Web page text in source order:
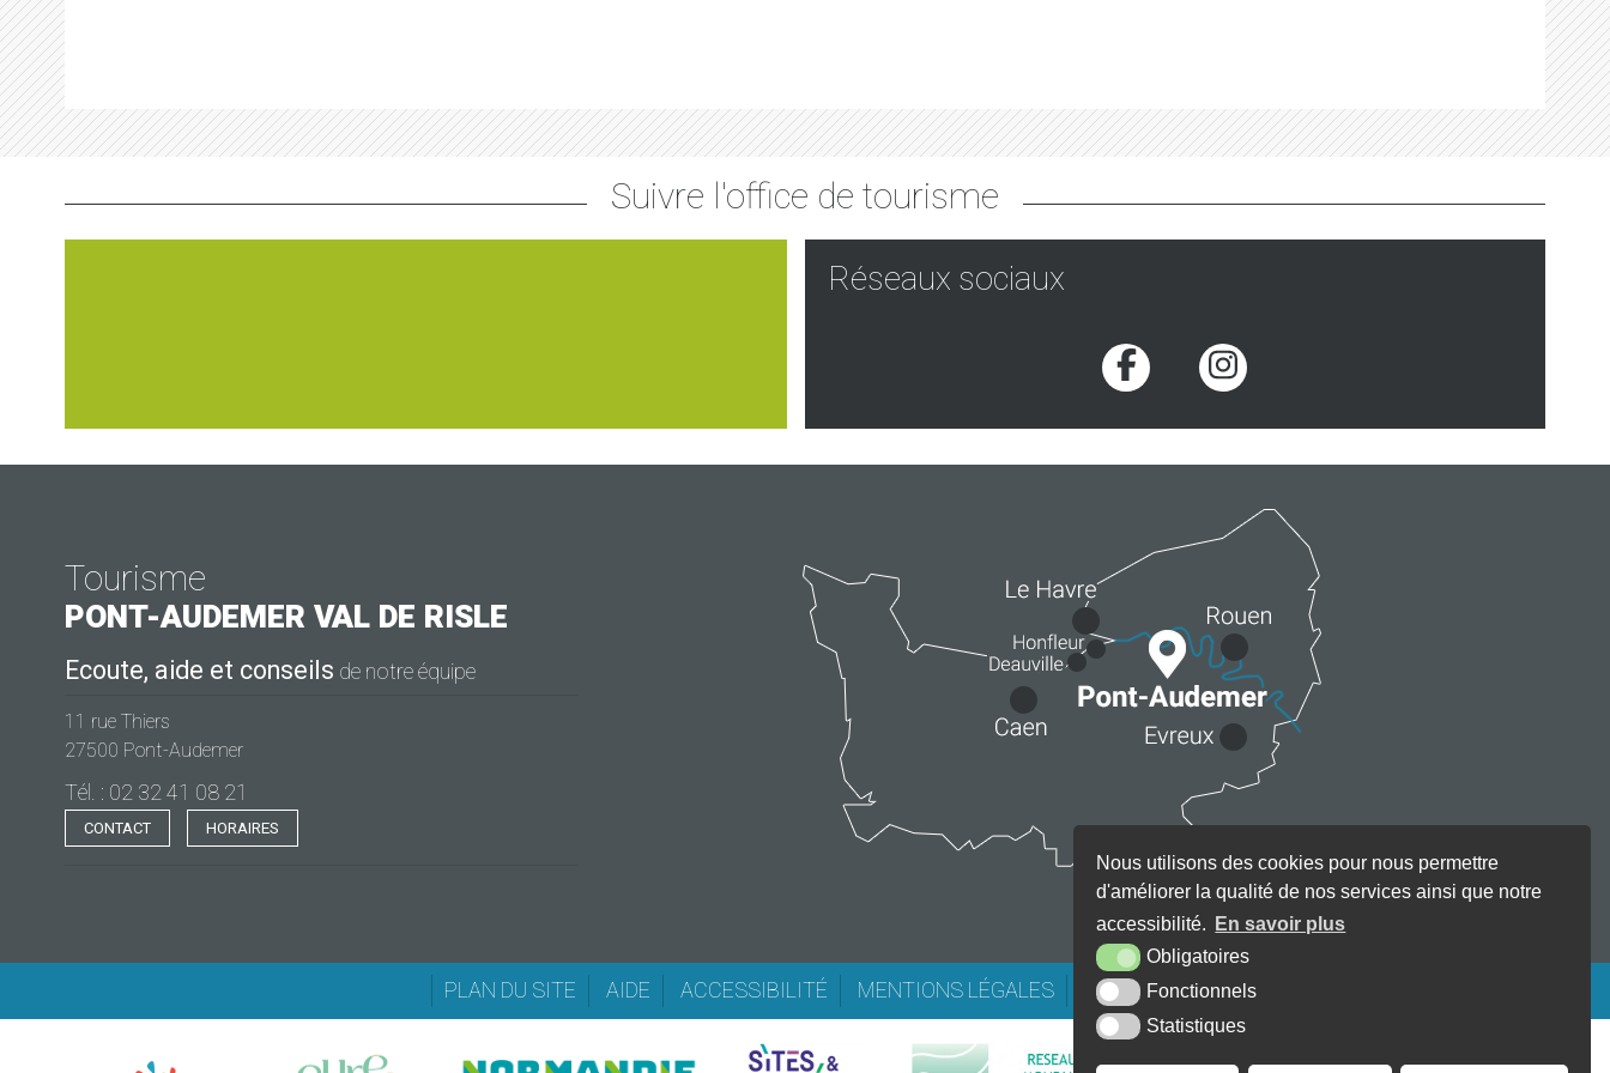
Nous utilisons des cookies pour nous permettre
d'améliorer la qualité de nos services ainsi que notre
accessibilité.
En savoir plus
Obligatoires
Fonctionnels
Statistiques
Suivre l'office de tourisme
Réseaux sociaux
Voir la page Facebook
Voir la page Instagram
Tourisme
PONT-AUDEMER VAL DE RISLE
Ecoute, aide et conseils de notre équipe
11 rue Thiers
27500 Pont-Audemer
Tél. : 02 32 41 08 21
CONTACT HORAIRES
PLAN DU SITE AIDE ACCESSIBILITÉ MENTIONS LÉGALES KREA3